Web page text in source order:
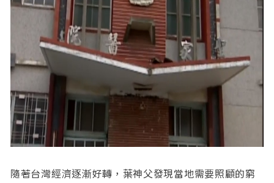
隨著台灣經濟逐漸好轉，葉神父發現當地需要照顧的窮